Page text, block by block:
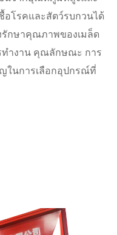
อโรคและสัตว์รบกวนได้
กษาคุณภาพของเมล็ด
ทำงาน คุณลักษณะ การ
ในการเลือกอุปกรณ์ที่